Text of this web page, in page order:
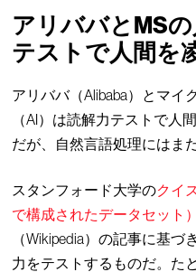
アリババとMS
テストで人間を
アリババ（Alibaba）とマイ
（AI）は読解力テストで人
だが、自然言語処理にはま
スタンフォード大学のクイ
で構成されたデータセット）
（Wikipedia）の記事に基
力をテストするものだ。た